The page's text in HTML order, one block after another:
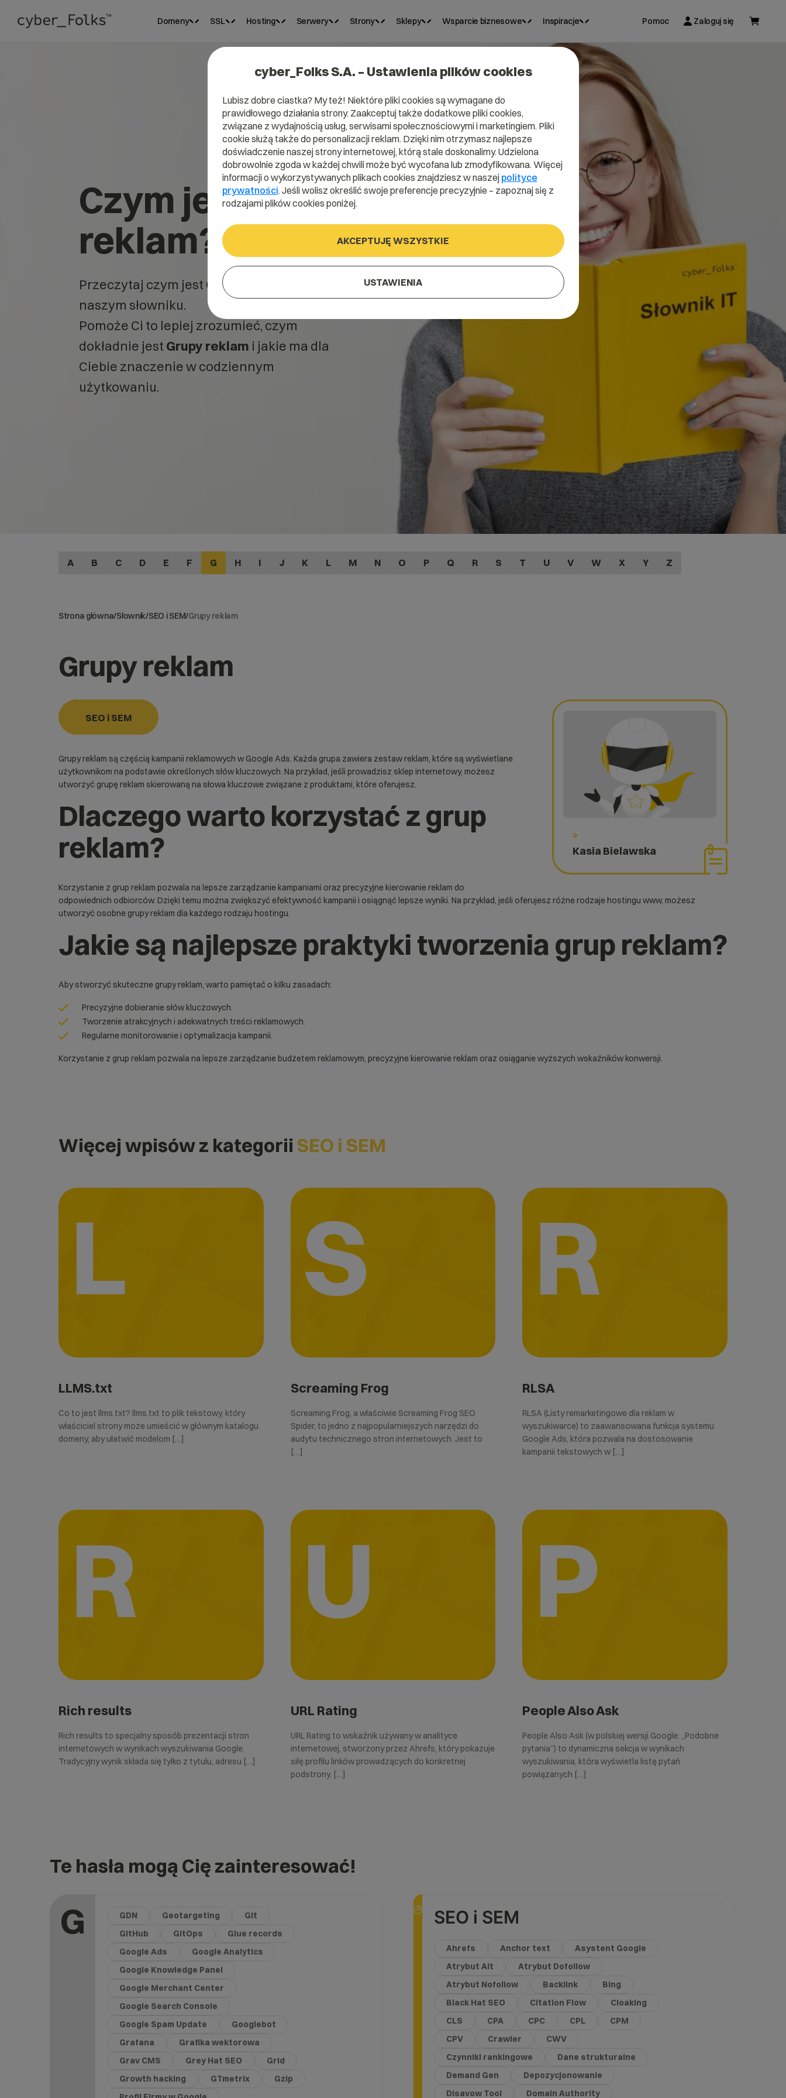
Domeny SSL Hosting Serwery Strony Sklepy Wsparcie biznesowe Inspiracje Pomoc Zaloguj się
Czym jest Grupy
reklam?
Przeczytaj czym jest Grupy reklam
naszym słowniku.
Pomoże Ci to lepiej zrozumieć, czym
dokładnie jest Grupy reklam i jakie ma dla
Ciebie znaczenie w codziennym
użytkowaniu.
A B C D E F G H I J K L M N O P Q R S T U V W X Y Z
Strona główna/Słownik/SEO i SEM/Grupy reklam
Grupy reklam
>
Kasia Bielawska
SEO i SEM
Grupy reklam są częścią kampanii reklamowych w Google Ads. Każda grupa zawiera zestaw reklam, które są wyświetlane
użytkownikom na podstawie określonych słów kluczowych. Na przykład, jeśli prowadzisz sklep internetowy, możesz
utworzyć grupę reklam skierowaną na słowa kluczowe związane z produktami, które oferujesz.
Dlaczego warto korzystać z grup
reklam?
Korzystanie z grup reklam pozwala na lepsze zarządzanie kampaniami oraz precyzyjne kierowanie reklam do
odpowiednich odbiorców. Dzięki temu można zwiększyć efektywność kampanii i osiągnąć lepsze wyniki. Na przykład, jeśli oferujesz różne rodzaje hostingu www, możesz
utworzyć osobne grupy reklam dla każdego rodzaju hostingu.
Jakie są najlepsze praktyki tworzenia grup reklam?
Aby stworzyć skuteczne grupy reklam, warto pamiętać o kilku zasadach:
Precyzyjne dobieranie słów kluczowych.
Tworzenie atrakcyjnych i adekwatnych treści reklamowych.
Regularne monitorowanie i optymalizacja kampanii.
Korzystanie z grup reklam pozwala na lepsze zarządzanie budżetem reklamowym, precyzyjne kierowanie reklam oraz osiąganie wyższych wskaźników konwersji.
Więcej wpisów z kategorii SEO i SEM
L
LLMS.txt
Co to jest llms.txt? llms.txt to plik tekstowy, który
właściciel strony może umieścić w głównym katalogu
domeny, aby ułatwić modelom […]
S
Screaming Frog
Screaming Frog, a właściwie Screaming Frog SEO
Spider, to jedno z najpopularniejszych narzędzi do
audytu technicznego stron internetowych. Jest to
[…]
R
RLSA
RLSA (Listy remarketingowe dla reklam w
wyszukiwarce) to zaawansowana funkcja systemu
Google Ads, która pozwala na dostosowanie
kampanii tekstowych w […]
R
Rich results
Rich results to specjalny sposób prezentacji stron
internetowych w wynikach wyszukiwania Google.
Tradycyjny wynik składa się tylko z tytułu, adresu […]
U
URL Rating
URL Rating to wskaźnik używany w analityce
internetowej, stworzony przez Ahrefs, który pokazuje
siłę profilu linków prowadzących do konkretnej
podstrony. […]
P
People Also Ask
People Also Ask (w polskiej wersji Google: „Podobne
pytania”) to dynamiczna sekcja w wynikach
wyszukiwania, która wyświetla listę pytań
powiązanych […]
Te hasła mogą Cię zainteresować!
G GDN Geotargeting
Git
GitHub
GitOps
Glue records
Google Ads
Google Analytics
Google Knowledge Panel
Google Merchant Center
Google Search Console
Google Spam Update
Googlebot
Grafana
Grafika wektorowa
Grav CMS
Grey Hat SEO
Grid
Growth hacking
GTmetrix
Gzip
SEO i SEM
Ahrefs Anchor text
Asystent Google
Atrybut Alt
Atrybut Dofollow
Atrybut Nofollow
Backlink
Bing
Black Hat SEO
Citation Flow
Cloaking
CLS
CPA CPC CPL
CPM
CPV
Crawler
CWV
Czynniki rankingowe
Dane strukturalne
Demand Gen
Depozycjonowanie
Disavow Tool
Domain Authority
cyber_Folks S.A. – Ustawienia plików cookies
Lubisz dobre ciastka? My też! Niektóre pliki cookies są wymagane do
prawidłowego działania strony. Zaakceptuj także dodatkowe pliki cookies,
związane z wydajnością usług, serwisami społecznościowymi i marketingiem. Pliki
cookie służą także do personalizacji reklam. Dzięki nim otrzymasz najlepsze
doświadczenie naszej strony internetowej, którą stale doskonalimy. Udzielona
dobrowolnie zgoda w każdej chwili może być wycofana lub zmodyfikowana. Więcej
informacji o wykorzystywanych plikach cookies znajdziesz w naszej polityce
prywatności. Jeśli wolisz określić swoje preferencje precyzyjnie – zapoznaj się z
rodzajami plików cookies poniżej.
AKCEPTUJĘ WSZYSTKIE
USTAWIENIA